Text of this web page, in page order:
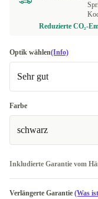
Reduzierte CO₂-
Optik wählen(Info)
Sehr gut
Sehr gut
Exzellent
Farbe
schwarz
Inkludierte Garantie vom
Verlängerte Garantie (Was